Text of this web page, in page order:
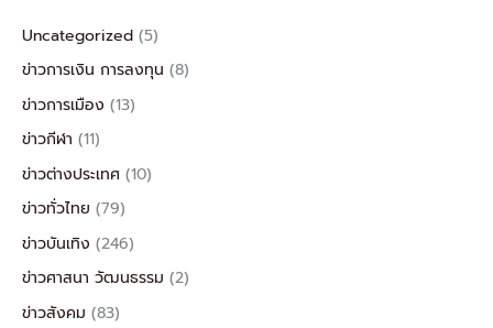
Uncategorized (5)
ข่าวการเงิน การลงทุน (8)
ข่าวการเมือง (13)
ข่าวกีฬา (11)
ข่าวต่างประเทศ (10)
ข่าวทั่วไทย (79)
ข่าวบันเทิง (246)
ข่าวศาสนา วัฒนธรรม (2)
ข่าวสังคม (83)